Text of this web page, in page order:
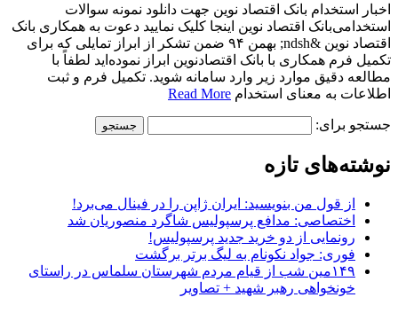
اخبار استخدام بانک اقتصاد نوین جهت دانلود نمونه سوالات
استخدامی‌بانک اقتصاد نوین اینجا کلیک نمایید دعوت به همکاری بانک
اقتصاد نوین &ndsh; بهمن ۹۴ ضمن تشکر از ابراز تمایلی که برای
تکمیل فرم همکاری با بانک اقتصادنوین ابراز نموده‌اید لطفاً با
مطالعه دقیق موارد زیر وارد سامانه شوید. تکمیل فرم و ثبت
اطلاعات به معنای استخدام Read More
جستجو برای:
نوشته‌های تازه
از قول من بنویسید: ایران ژاپن را در فینال می‌برد!
اختصاصی: مدافع پرسپولیس شاگرد منصوریان شد
رونمایی از دو خرید جدید پرسپولیس!
فوری: جواد نکونام به لیگ برتر برگشت
۱۴۹مین شب از قیام مردم شهرستان سلماس در راستای
خونخواهی رهبر شهید + تصاویر